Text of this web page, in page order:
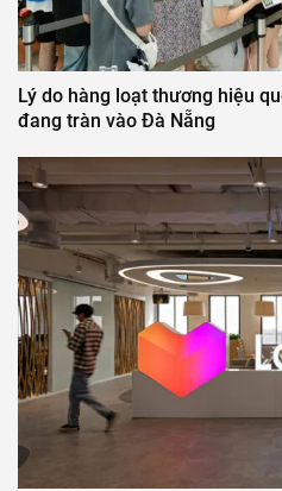
Lý do hàng loạt thương hiệu
đang tràn vào Đà Nẵng